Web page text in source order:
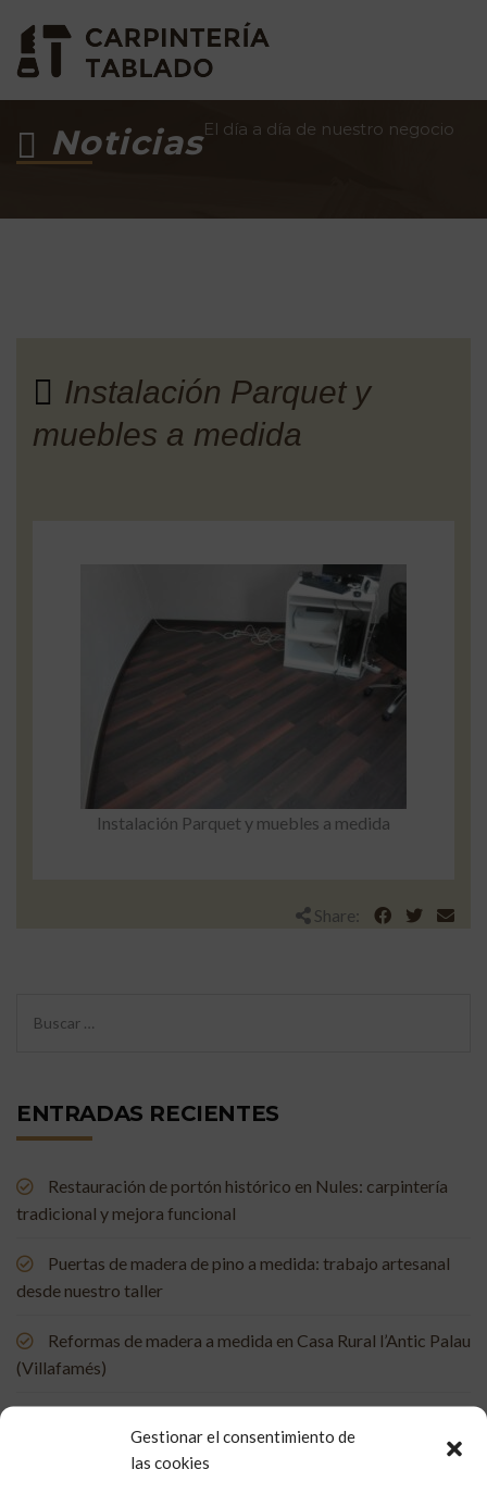
Gestionar el consentimiento de
las cookies
NoticiasEl día a día de nuestro negocio
Instalación Parquet y
muebles a medida
Instalación Parquet y muebles a medida
Share:
ENTRADAS RECIENTES
Restauración de portón histórico en Nules: carpintería
tradicional y mejora funcional
Puertas de madera de pino a medida: trabajo artesanal
desde nuestro taller
Reformas de madera a medida en Casa Rural l’Antic Palau
(Villafamés)
Restauración de un portón de madera en Onda: tradición